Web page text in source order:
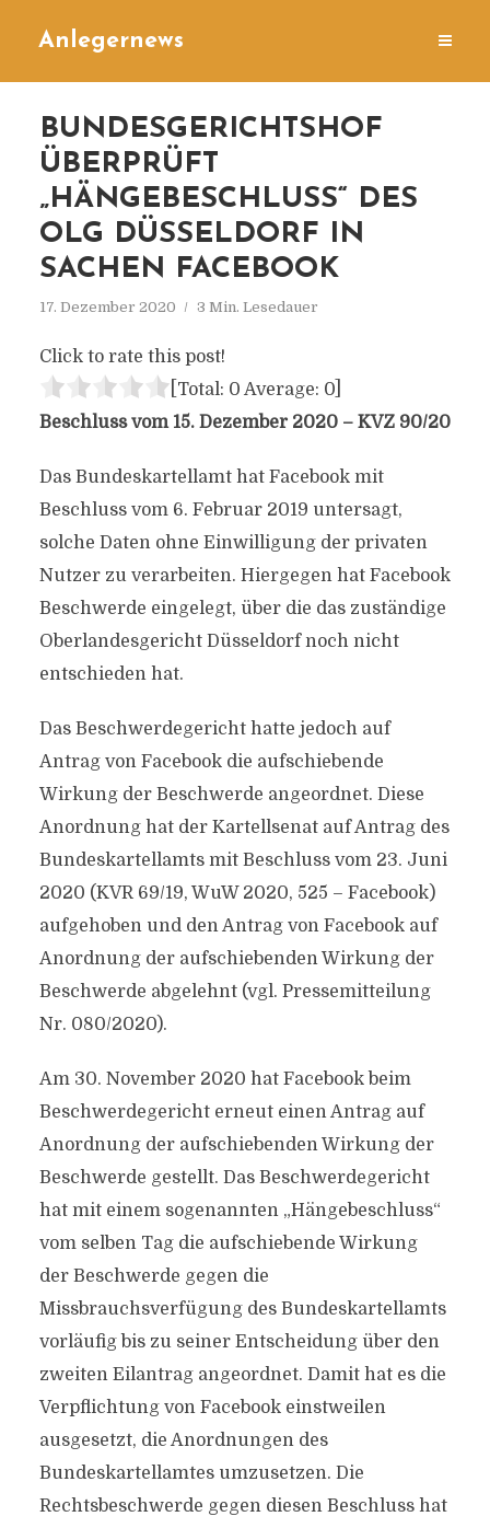
Anlegernews
BUNDESGERICHTSHOF
ÜBERPRÜFT
„HÄNGEBESCHLUSS“ DES
OLG DÜSSELDORF IN
SACHEN FACEBOOK
17. Dezember 2020 3 Min. Lesedauer
Click to rate this post!
[Total: 0 Average: 0]
Beschluss vom 15. Dezember 2020 – KVZ 90/20
Das Bundeskartellamt hat Facebook mit
Beschluss vom 6. Februar 2019 untersagt,
solche Daten ohne Einwilligung der privaten
Nutzer zu verarbeiten. Hiergegen hat Facebook
Beschwerde eingelegt, über die das zuständige
Oberlandesgericht Düsseldorf noch nicht
entschieden hat.
Das Beschwerdegericht hatte jedoch auf
Antrag von Facebook die aufschiebende
Wirkung der Beschwerde angeordnet. Diese
Anordnung hat der Kartellsenat auf Antrag des
Bundeskartellamts mit Beschluss vom 23. Juni
2020 (KVR 69/19, WuW 2020, 525 – Facebook)
aufgehoben und den Antrag von Facebook auf
Anordnung der aufschiebenden Wirkung der
Beschwerde abgelehnt (vgl. Pressemitteilung
Nr. 080/2020).
Am 30. November 2020 hat Facebook beim
Beschwerdegericht erneut einen Antrag auf
Anordnung der aufschiebenden Wirkung der
Beschwerde gestellt. Das Beschwerdegericht
hat mit einem sogenannten „Hängebeschluss“
vom selben Tag die aufschiebende Wirkung
der Beschwerde gegen die
Missbrauchsverfügung des Bundeskartellamts
vorläufig bis zu seiner Entscheidung über den
zweiten Eilantrag angeordnet. Damit hat es die
Verpflichtung von Facebook einstweilen
ausgesetzt, die Anordnungen des
Bundeskartellamtes umzusetzen. Die
Rechtsbeschwerde gegen diesen Beschluss hat